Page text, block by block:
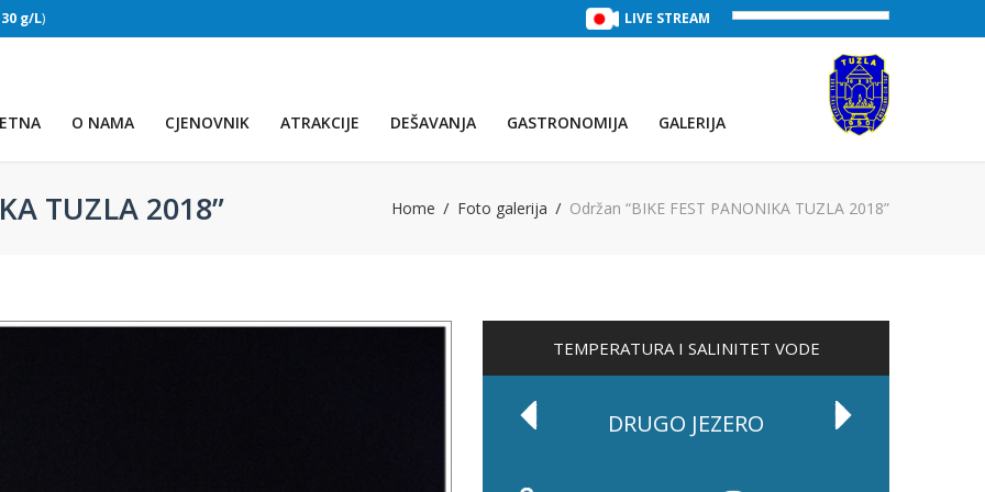
30 g/L) TREĆE JEZERO (Voda:28 °C, Salinitet:30 g/L)
LIVE STREAM
O NAMA CJENOVNIK ATRAKCIJE DEŠAVANJA GASTRONOMIJA GALERIJA
TUZLA 2018” Home Foto galerija Održan “BIKE FEST PANONIKA TUZLA 2018”
TEMPERATURA I SALINITET VODE
DRUGO JEZERO